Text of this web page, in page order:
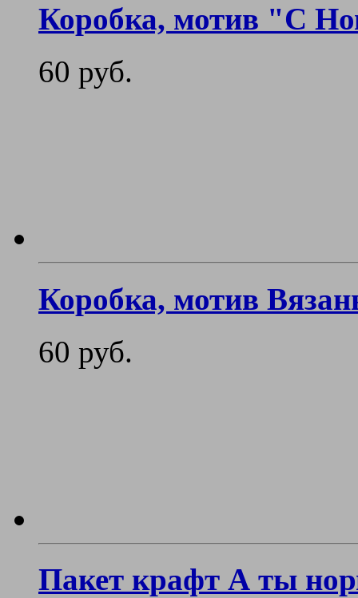
Коробка, мотив "С
60 руб.
Коробка, мотив
60 руб.
Пакет крафт А ты